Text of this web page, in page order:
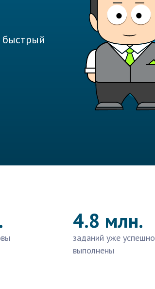
быстрый
4.8 млн.
заданий уже успешно
выполнены